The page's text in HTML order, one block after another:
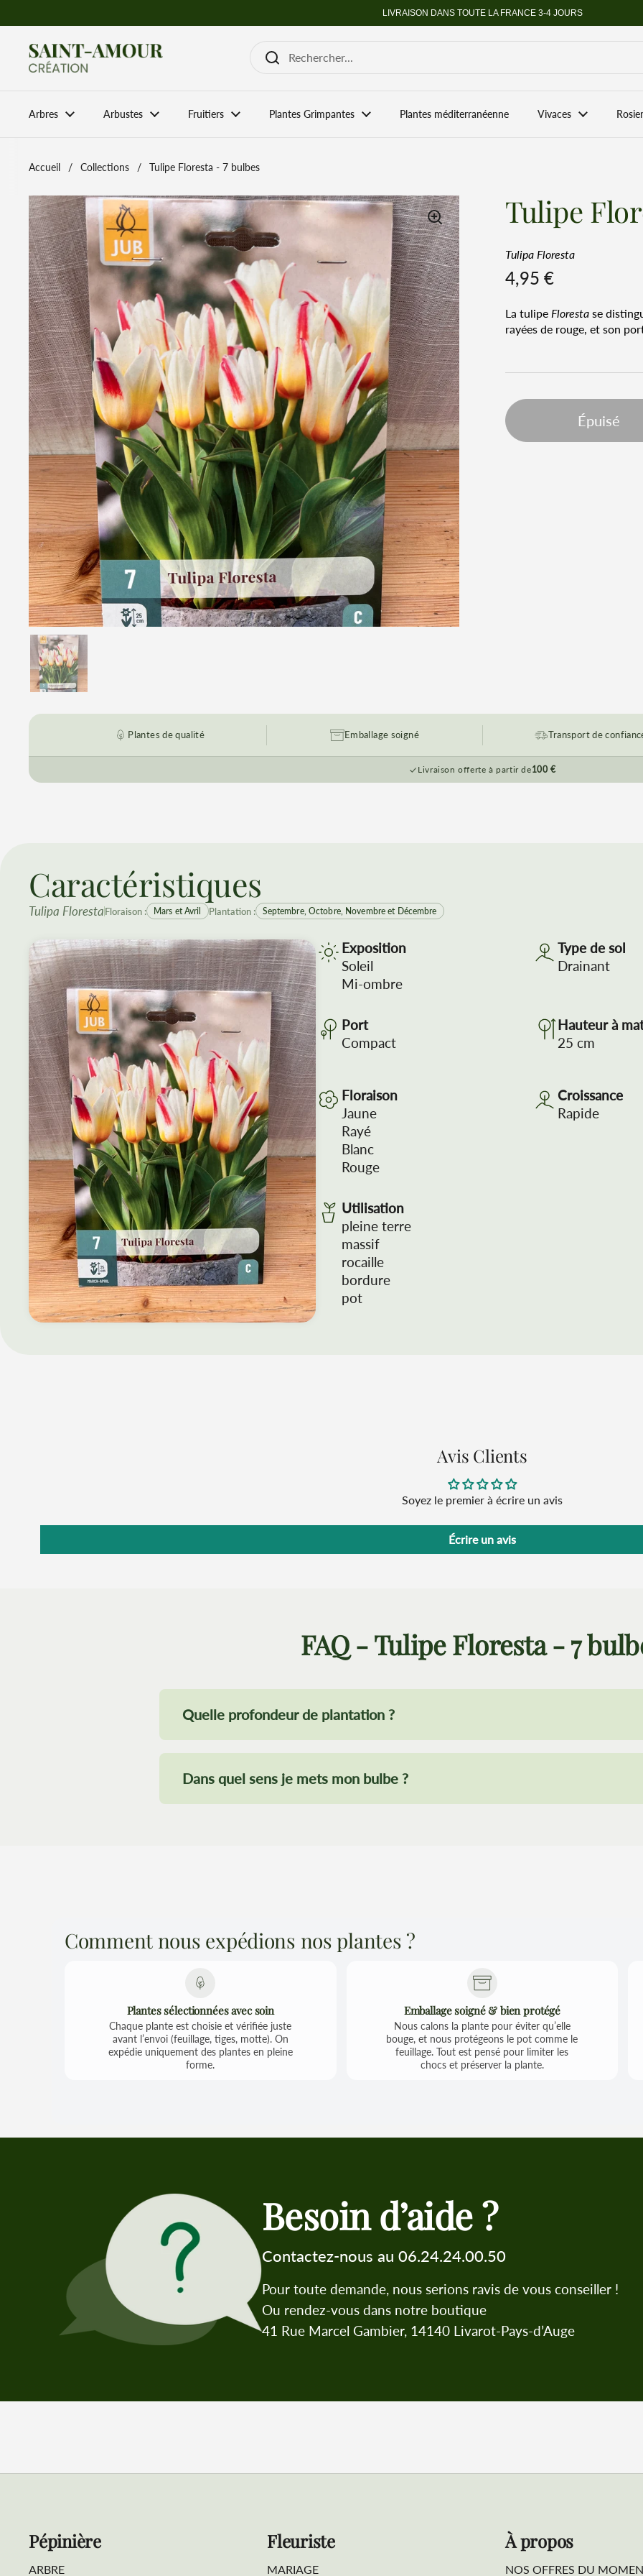
LIVRAISON DANS TOUTE LA FRANCE 3-4 JOURS
Arbres Arbustes Fruitiers Plantes Grimpantes Plantes méditerranéenne Vivaces
Accueil / Collections / Tulipe Floresta - 7 bulbes
Afficher la diapositive 1
Tulipe
Tulipa Floresta
Prix régulier
4,95 €
La tulipe Floresta se
rayées de rouge, et son
Épuisé
Plantes de qualité Emballage soigné Transport de
Livraison offerte à partir de100 €
Caractéristiques
Tulipa FlorestaFloraison : Mars et Avril Plantation : Septembre, Octobre, Novembre et Décembre
Exposition
Soleil
Mi-ombre
Type de sol
Drainant
Port
Compact
Hauteur à
25 cm
Floraison
Jaune
Rayé
Blanc
Rouge
Croissance
Rapide
Utilisation
pleine terre
massif
rocaille
bordure
pot
Avis Clients
Soyez le premier à écrire un avis
Écrire un avis
FAQ - Tulipe Floresta - 7
Quelle profondeur de plantation ?
Dans quel sens je mets mon bulbe ?
Comment nous expédions nos plantes ?
Plantes sélectionnées avec soin
Chaque plante est choisie et vérifiée juste
avant l’envoi (feuillage, tiges, motte). On
expédie uniquement des plantes en pleine
forme.
Emballage soigné & bien protégé
Nous calons la plante pour éviter qu’elle
bouge, et nous protégeons le pot comme le
feuillage. Tout est pensé pour limiter les
chocs et préserver la plante.
Besoin d’aide ?
Contactez-nous au 06.24.24.00.50
Pour toute demande, nous serions ravis de vous conseiller !
Ou rendez-vous dans notre boutique
41 Rue Marcel Gambier, 14140 Livarot-Pays-d’Auge
Pépinière
ARBRE
Fleuriste
MARIAGE
À propos
NOS OFFRES DU